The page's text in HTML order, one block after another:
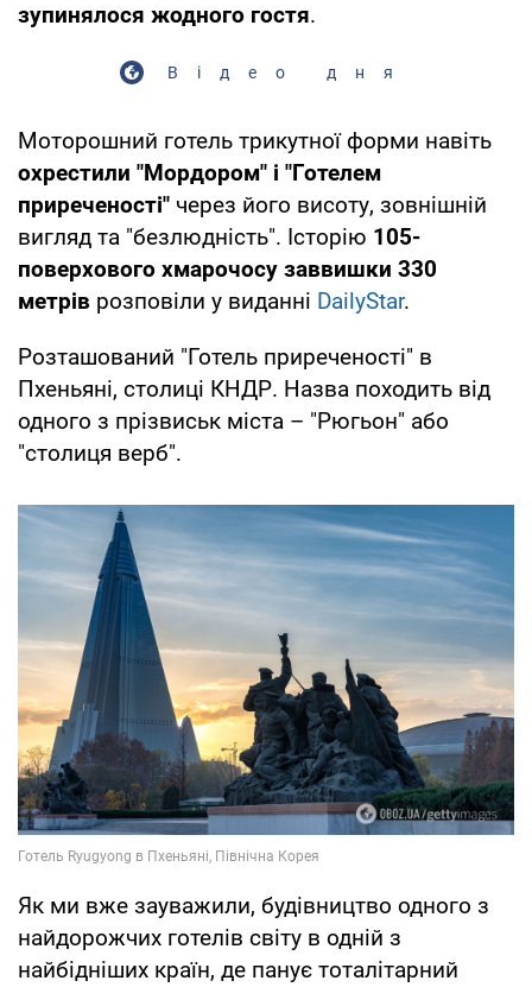
зупинялося жодного гостя.
Відео дня
Моторошний готель трикутної форми навіть
охрестили "Мордором" і "Готелем
приреченості" через його висоту, зовнішній
вигляд та "безлюдність". Історію 105-
поверхового хмарочосу заввишки 330
метрів розповіли у виданні DailyStar.
Розташований "Готель приреченості" в
Пхеньяні, столиці КНДР. Назва походить від
одного з прізвиськ міста – "Рюгьон" або
"столиця верб".
Як ми вже зауважили, будівництво одного з
найдорожчих готелів світу в одній з
найбідніших країн, де панує тоталітарний